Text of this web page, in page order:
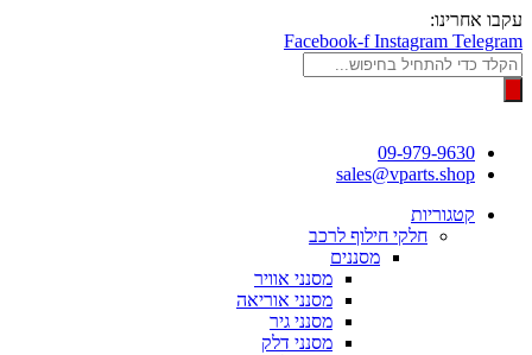
דלג
לתוכן
עקבו אחרינו:
Facebook-f Instagram Telegram
Products
search
09-979-9630
sales@vparts.shop
קטגוריות
חלקי חילוף לרכב
מסננים
מסנני אוויר
מסנני אוריאה
מסנני גיר
מסנני דלק